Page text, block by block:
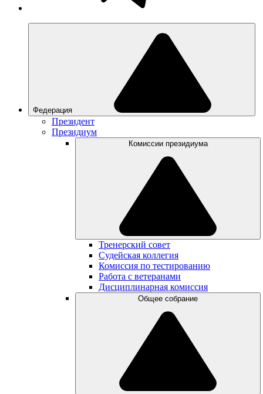
Федерация
Президент
Президиум
Комиссии президиума
Тренерский совет
Судейская коллегия
Комиссия по тестированию
Работа с ветеранами
Дисциплинарная комиссия
Общее собрание